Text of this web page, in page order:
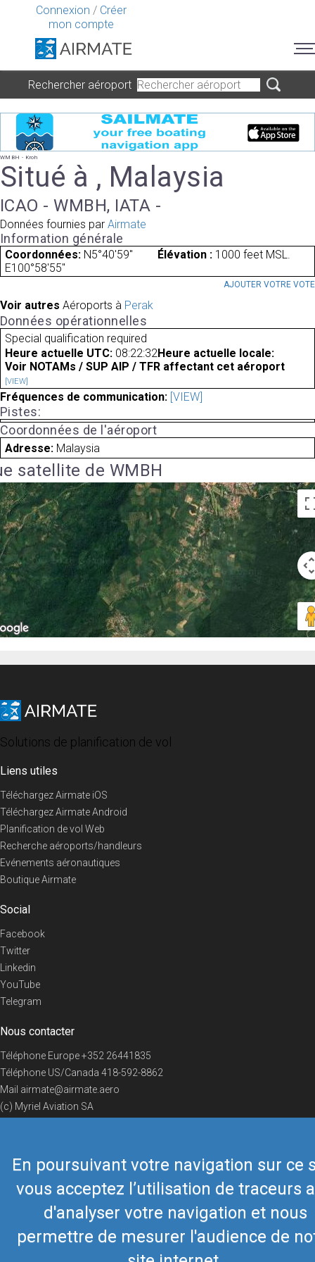
Connexion / Créer
mon compte
En poursuivant votre navigation sur ce
vous acceptez l’utilisation de traceurs
d'analyser votre navigation et nous
permettre de mesurer l'audience de
Rechercher aéroport
WMBH - Kroh
Situé à , Malaysia
ICAO - WMBH, IATA -
Données fournies par Airmate
Information générale
Coordonnées: N5°40'59"
E100°58'55"
Élévation : 1000 feet MSL.
AJOUTER VOTRE VOTE
Voir autres Aéroports à Perak
Données opérationnelles
Special qualification required
Heure actuelle UTC: 08:22:32Heure actuelle locale:
Voir NOTAMs / SUP AIP / TFR affectant cet aéroport
[VIEW]
Fréquences de communication: [VIEW]
Pistes:
Coordonnées de l'aéroport
Adresse: Malaysia
satellite de WMBH
Solutions de planification de vol
Liens utiles
Téléchargez Airmate iOS
Téléchargez Airmate Android
Planification de vol Web
Recherche aéroports/handleurs
Evénements aéronautiques
Boutique Airmate
Social
Facebook
Twitter
Linkedin
YouTube
Telegram
Nous contacter
Téléphone Europe+352 26441835
Téléphone US/Canada 418-592-8862
Mail airmate@airmate.aero
(c) Myriel Aviation SA
© 2019 Airmate -Conditions d'utilisation- Vie privée Back to top